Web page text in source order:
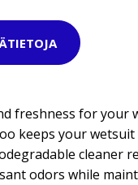
freshness for your
keeps your
cleaner
odors while